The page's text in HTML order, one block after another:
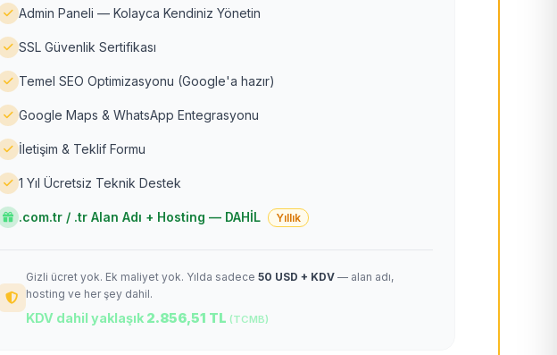
Admin Paneli — Kolayca Kendiniz Yönetin
SSL Güvenlik Sertifikası
Temel SEO Optimizasyonu (Google'a hazır)
Google Maps & WhatsApp Entegrasyonu
İletişim & Teklif Formu
1 Yıl Ücretsiz Teknik Destek
.com.tr / .tr Alan Adı + Hosting — DAHİL Yıllık
Gizli ücret yok. Ek maliyet yok. Yılda sadece 50 USD + KDV — alan adı,
hosting ve her şey dahil.
KDV dahil yaklaşık 2.856,51 TL (TCMB)